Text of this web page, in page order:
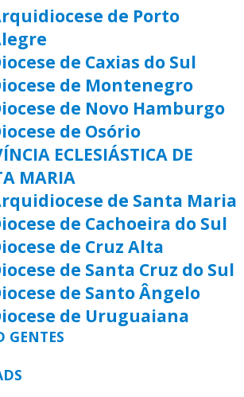
de Porto
de Caxias do Sul
de Montenegro
de Novo Hamburgo
de Osório
ECLESIÁSTICA DE
MARIA
de Santa Maria
de Cachoeira do Sul
de Cruz Alta
de Santa Cruz do Sul
de Santo Ângelo
de Uruguaiana
GENTES